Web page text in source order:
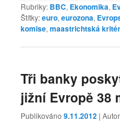
Rubriky: BBC, Ekonomika,
Štítky:euro,eurozona,
komise,maastrichtská
Tři banky
jižní Evropě 38
Publikováno9.11.2012 |